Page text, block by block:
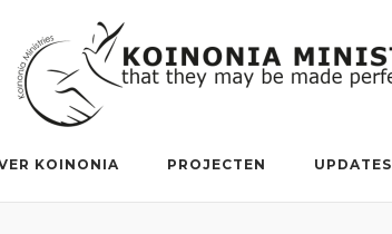
KOINONIA PROJECTEN UPDATES